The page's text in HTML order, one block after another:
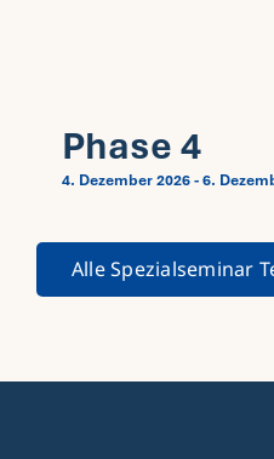
Phase 4
4. Dezember 2026-6.
Alle Spezialseminar